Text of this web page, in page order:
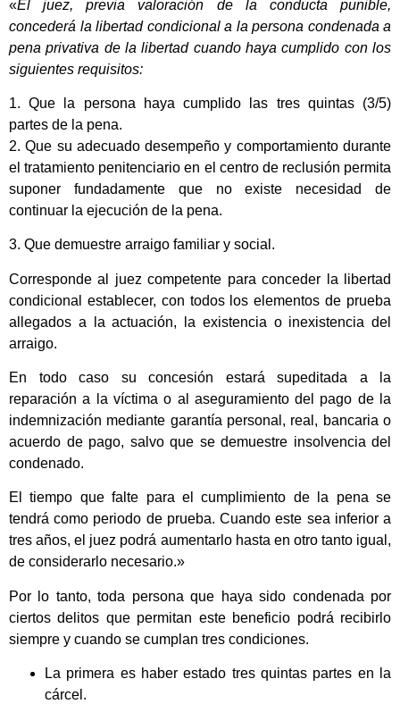
«El juez, previa valoración de la conducta punible,
concederá la libertad condicional a la persona condenada a
pena privativa de la libertad cuando haya cumplido con los
siguientes requisitos:
1. Que la persona haya cumplido las tres quintas (3/5)
partes de la pena.
2. Que su adecuado desempeño y comportamiento durante
el tratamiento penitenciario en el centro de reclusión permita
suponer fundadamente que no existe necesidad de
continuar la ejecución de la pena.
3. Que demuestre arraigo familiar y social.
Corresponde al juez competente para conceder la libertad
condicional establecer, con todos los elementos de prueba
allegados a la actuación, la existencia o inexistencia del
arraigo.
En todo caso su concesión estará supeditada a la
reparación a la víctima o al aseguramiento del pago de la
indemnización mediante garantía personal, real, bancaria o
acuerdo de pago, salvo que se demuestre insolvencia del
condenado.
El tiempo que falte para el cumplimiento de la pena se
tendrá como periodo de prueba. Cuando este sea inferior a
tres años, el juez podrá aumentarlo hasta en otro tanto igual,
de considerarlo necesario.»
Por lo tanto, toda persona que haya sido condenada por
ciertos delitos que permitan este beneficio podrá recibirlo
siempre y cuando se cumplan tres condiciones.
La primera es haber estado tres quintas partes en la
cárcel.